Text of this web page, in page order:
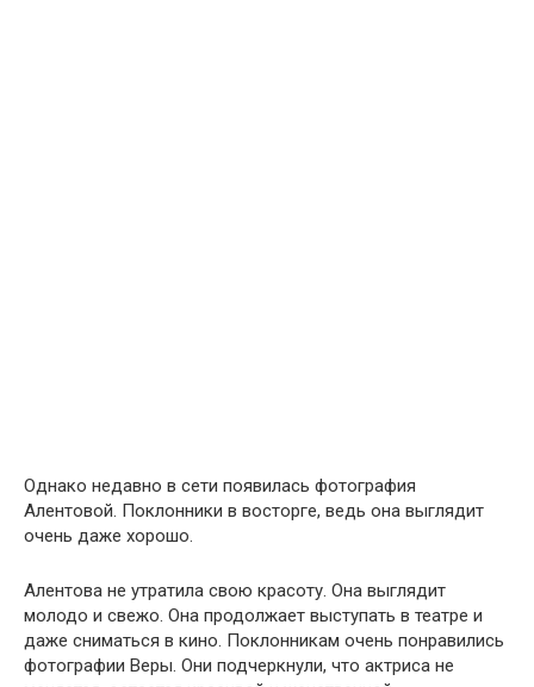
Однако недавно в сети появилась фотография
Алентовой. Поклонники в восторге, ведь она выглядит
очень даже хорошо.
Алентова не утратила свою красоту. Она выглядит
молодо и свежо. Она продолжает выступать в театре и
даже сниматься в кино. Поклонникам очень понравились
фотографии Веры. Они подчеркнули, что актриса не